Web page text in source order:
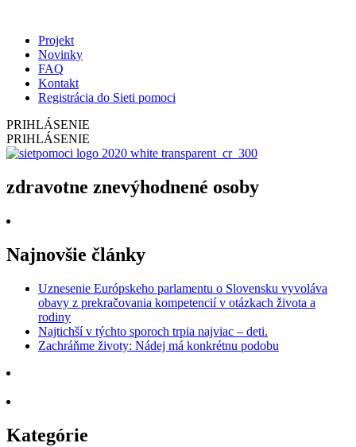
Projekt
Novinky
FAQ
Kontakt
Registrácia do Sieti pomoci
PRIHLÁSENIE
PRIHLÁSENIE
zdravotne znevýhodnené osoby
Najnovšie články
Uznesenie Európskeho parlamentu o Slovensku vyvoláva
obavy z prekračovania kompetencií v otázkach života a
rodiny
Najtichší v týchto sporoch trpia najviac – deti.
Zachráňme životy: Nádej má konkrétnu podobu
Kategórie